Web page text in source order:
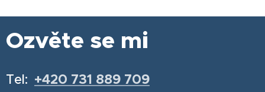
Ozvěte se mi
Tel: +420 731 889 709